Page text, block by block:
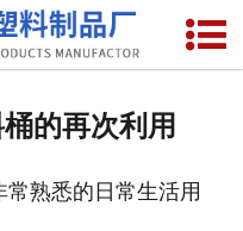
网站首页
的再次利用
常熟悉的日常生活用